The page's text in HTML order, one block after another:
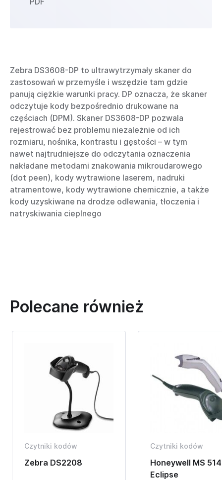
Zebra DS3608-DP to ultrawytrzymały skaner do
zastosowań w przemyśle i wszędzie tam gdzie
panują ciężkie warunki pracy. DP oznacza, że skaner
odczytuje kody bezpośrednio drukowane na
częściach (DPM). Skaner DS3608-DP pozwala
rejestrować bez problemu niezależnie od ich
rozmiaru, nośnika, kontrastu i gęstości – w tym
nawet najtrudniejsze do odczytania oznaczenia
nakładane metodami znakowania mikroudarowego
(dot peen), kody wytrawione laserem, nadruki
atramentowe, kody wytrawione chemicznie, a także
kody uzyskiwane na drodze odlewania, tłoczenia i
natryskiwania cieplnego
Polecane również
Czytniki kodów
Zebra DS2208
Czytniki kodów
Honeywell MS
Eclipse